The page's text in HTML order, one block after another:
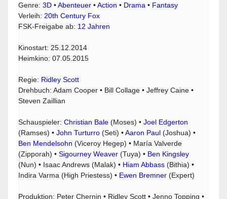
Genre:3D •Abenteuer •Action • Drama • Fantasy
Verleih: 20th Century Fox
FSK-Freigabe ab: 12 Jahren
Kinostart: 25.12.2014
Heimkino: 07.05.2015
Regie: Ridley Scott
Drehbuch: Adam Cooper • Bill Collage • Jeffrey Caine •
Steven Zaillian
Schauspieler:Christian Bale (Moses) •Joel Edgerton
(Ramses) •John Turturro (Seti) •Aaron Paul (Joshua) •
Ben Mendelsohn (Viceroy Hegep) • María Valverde
(Zipporah) •Sigourney Weaver (Tuya) • Ben Kingsley
(Nun) • Isaac Andrews (Malak) • Hiam Abbass (Bithia) •
Indira Varma (High Priestess) • Ewen Bremner (Expert)
Produktion: Peter Chernin • Ridley Scott • Jenno Topping •